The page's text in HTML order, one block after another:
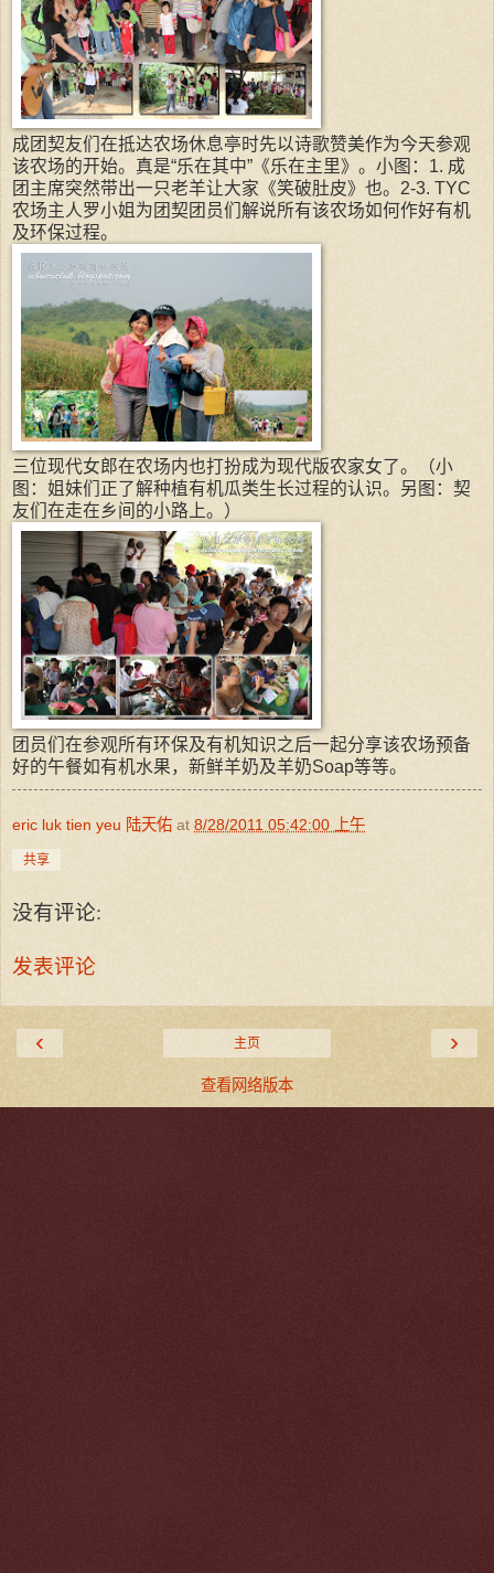
成团契友们在抵达农场休息亭时先以诗歌赞美作为今天参观
该农场的开始。真是“乐在其中”《乐在主里》。小图：1. 成
团主席突然带出一只老羊让大家《笑破肚皮》也。2-3. TYC
农场主人罗小姐为团契团员们解说所有该农场如何作好有机
及环保过程。
三位现代女郎在农场内也打扮成为现代版农家女了。（小
图：姐妹们正了解种植有机瓜类生长过程的认识。另图：契
友们在走在乡间的小路上。）
团员们在参观所有环保及有机知识之后一起分享该农场预备
好的午餐如有机水果，新鲜羊奶及羊奶Soap等等。
eric luk tien yeu 陆天佑 at 8/28/2011 05:42:00 上午
共享
没有评论:
发表评论
‹ ›
主页
查看网络版本